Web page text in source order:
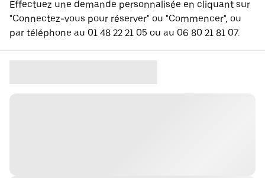
Effectuez une demande personnalisée en cliquant sur
"Connectez-vous pour réserver" ou "Commencer", ou
par téléphone au 01 48 22 21 05 ou au 06 80 21 81 07.